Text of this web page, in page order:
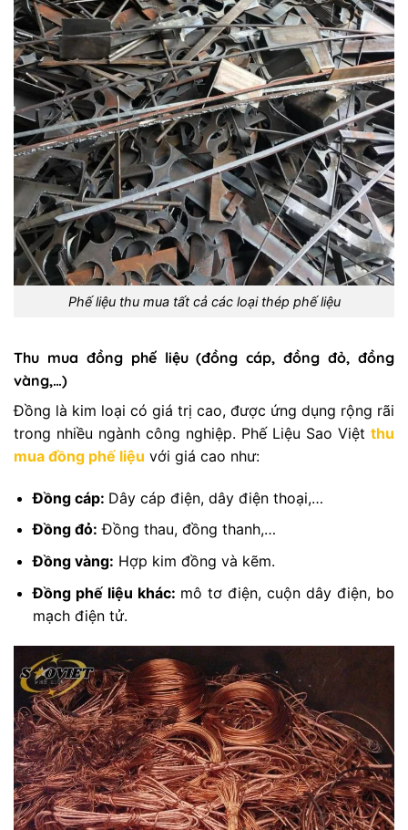
Phế liệu thu mua tất cả các loại thép phế liệu
Thu mua đồng phế liệu (đồng cáp, đồng đỏ, đồng
vàng,…)
Đồng là kim loại có giá trị cao, được ứng dụng rộng rãi
trong nhiều ngành công nghiệp. Phế Liệu Sao Việt thu
mua đồng phế liệu với giá cao như:
Đồng cáp: Dây cáp điện, dây điện thoại,…
Đồng đỏ: Đồng thau, đồng thanh,…
Đồng vàng: Hợp kim đồng và kẽm.
Đồng phế liệu khác: mô tơ điện, cuộn dây điện, bo
mạch điện tử.